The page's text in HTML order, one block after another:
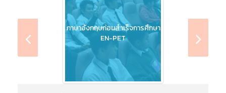
ภาษาอังกฤษก่อนสำเร็จการศึกษา
EN-PET